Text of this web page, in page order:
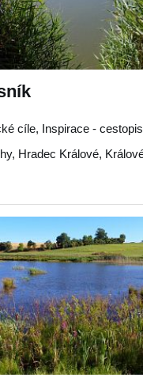
cíle, Inspirace -
, Hradec Králové,